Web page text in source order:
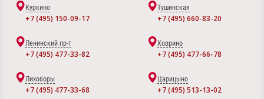
Куркино
+7 (495) 150-09-17
Тушинская
+7 (495) 660-83-20
Ленинский пр-т
+7 (495) 477-33-82
Ховрино
+7 (495) 477-66-78
Лихоборы
+7 (495) 477-33-68
Царицыно
+7 (495) 513-13-02